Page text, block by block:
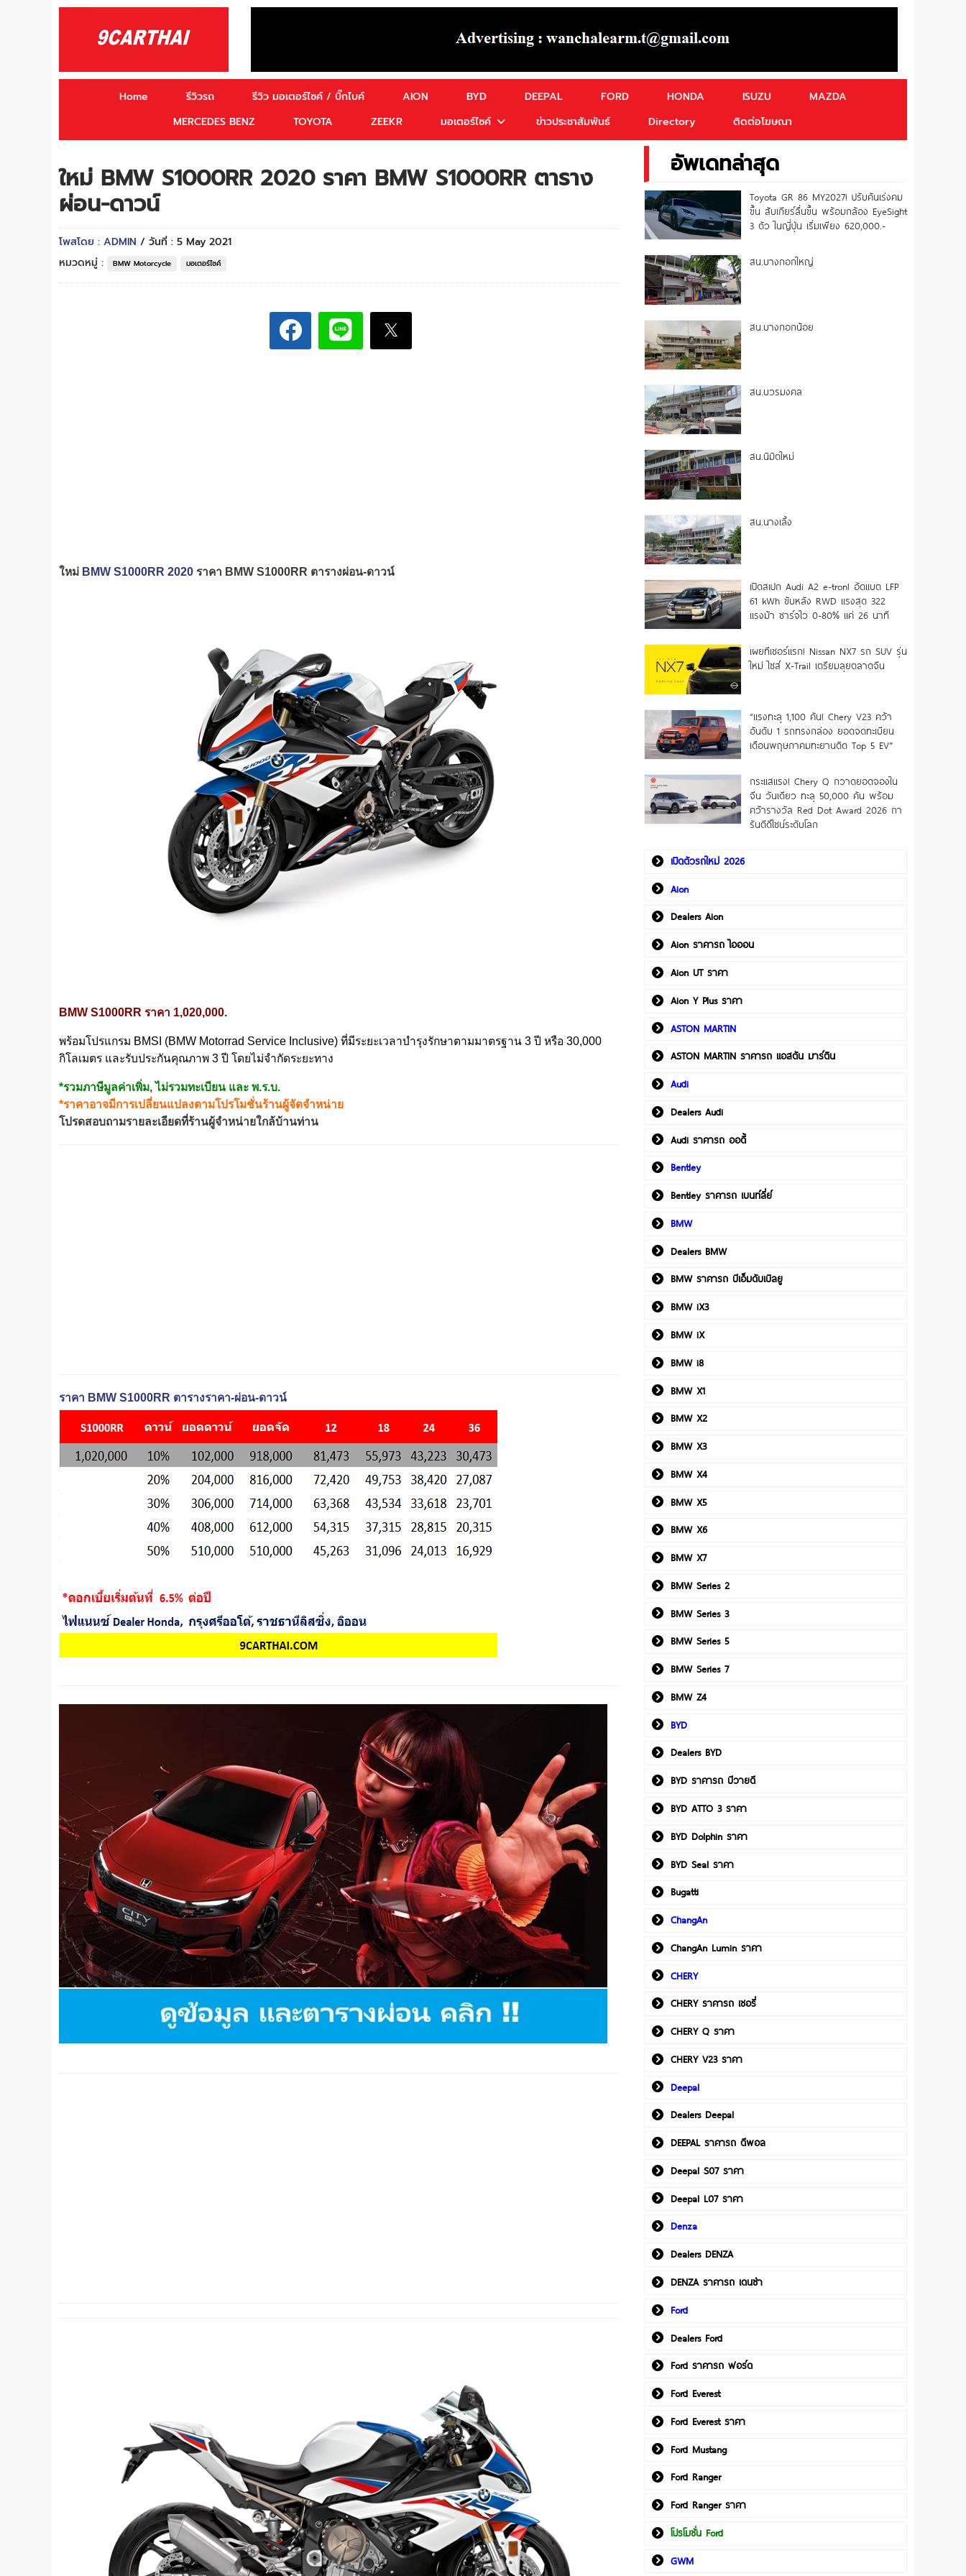
Home รีวิวรถ รีวิว มอเตอร์ไซค์ / บิ๊กไบค์ AION BYD DEEPAL FORD HONDA ISUZU
MAZDA
MERCEDES BENZ
TOYOTA ZEEKR มอเตอร์ไซค์ ข่าวประชาสัมพันธ์ Directory ติดต่อโฆษณา
ใหม่ BMW S1000RR 2020 ราคา BMW S1000RR ตาราง
ผ่อน-ดาวน์
โพสโดย : ADMIN / วันที่ : 5 May 2021
หมวดหมู่ :
BMW Motorcycle มอเตอร์ไซค์
ใหม่ BMW S1000RR 2020 ราคา BMW S1000RR ตารางผ่อน-ดาวน์
BMW S1000RR ราคา 1,020,000.
พร้อมโปรแกรม BMSI (BMW Motorrad Service Inclusive) ที่มีระยะเวลาบำรุงรักษาตามมาตรฐาน 3 ปี หรือ 30,000
กิโลเมตร และรับประกันคุณภาพ 3 ปี โดยไม่จำกัดระยะทาง
*รวมภาษีมูลค่าเพิ่ม, ไม่รวมทะเบียน และ พ.ร.บ.
*ราคาอาจมีการเปลี่ยนแปลงตามโปรโมชั่นร้านผู้จัดจำหน่าย
โปรดสอบถามรายละเอียดที่ร้านผู้จำหน่ายใกล้บ้านท่าน
ราคา BMW S1000RR ตารางราคา-ผ่อน-ดาวน์
อัพเดทล่าสุด
Toyota GR 86 MY2027! ปรับคันเร่งคม
ขึ้น สับเกียร์ลื่นขึ้น พร้อมกล้อง EyeSight
3 ตัว ในญี่ปุ่น เริ่มเพียง 620,000.-
สน.บางกอกใหญ่
สน.บางกอกน้อย
สน.บวรมงคล
สน.นิมิตใหม่
สน.นางเลิ้ง
เปิดสเปก Audi A2 e-tron! อัดแบต LFP
61 kWh ขับหลัง RWD แรงสุด 322
แรงม้า ชาร์จไว 0-80% แค่ 26 นาที
เผยทีเซอร์แรก! Nissan NX7 รถ SUV รุ่น
ใหม่ ไซส์ X-Trail เตรียมลุยตลาดจีน
“แรงทะลุ 1,100 คัน! Chery V23 คว้า
อันดับ 1 รถทรงกล่อง ยอดจดทะเบียน
เดือนพฤษภาคมทะยานติด Top 5 EV”
กระแสแรง! Chery Q กวาดยอดจองใน
จีน วันเดียว ทะลุ 50,000 คัน พร้อม
คว้ารางวัล Red Dot Award 2026 กา
รันตีดีไซน์ระดับโลก
เปิดตัวรถใหม่ 2026
Aion
Dealers Aion
Aion ราคารถ ไอออน
Aion UT ราคา
Aion Y Plus ราคา
ASTON MARTIN
ASTON MARTIN ราคารถ แอสตัน มาร์ติน
Audi
Dealers Audi
Audi ราคารถ ออดี้
Bentley
Bentley ราคารถ เบนท์ลี่ย์
BMW
Dealers BMW
BMW ราคารถ บีเอ็มดับเบิลยู
BMW iX3
BMW iX
BMW i8
BMW X1
BMW X2
BMW X3
BMW X4
BMW X5
BMW X6
BMW X7
BMW Series 2
BMW Series 3
BMW Series 5
BMW Series 7
BMW Z4
BYD
Dealers BYD
BYD ราคารถ บีวายดี
BYD ATTO 3 ราคา
BYD Dolphin ราคา
BYD Seal ราคา
Bugatti
ChangAn
ChangAn Lumin ราคา
CHERY
CHERY ราคารถ เชอรี่
CHERY Q ราคา
CHERY V23 ราคา
Deepal
Dealers Deepal
DEEPAL ราคารถ ดีพอล
Deepal S07 ราคา
Deepal L07 ราคา
Denza
Dealers DENZA
DENZA ราคารถ เดนซ่า
Ford
Dealers Ford
Ford ราคารถ ฟอร์ด
Ford Everest
Ford Everest ราคา
Ford Mustang
Ford Ranger
Ford Ranger ราคา
โปรโมชั่น Ford
GWM